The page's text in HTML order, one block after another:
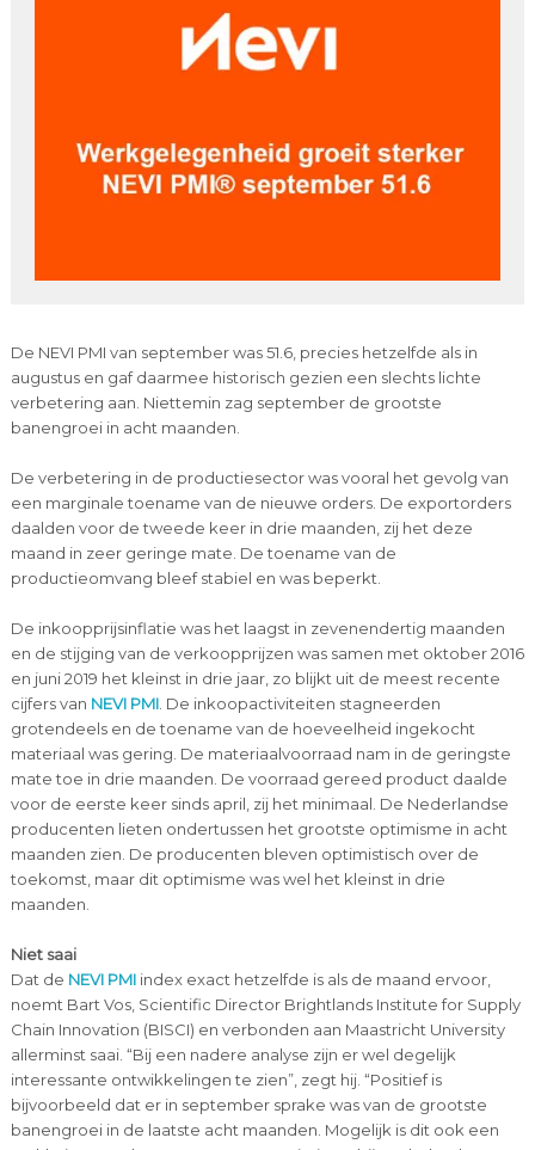
De NEVI PMI van september was 51.6, precies hetzelfde als in
augustus en gaf daarmee historisch gezien een slechts lichte
verbetering aan. Niettemin zag september de grootste
banengroei in acht maanden.
De verbetering in de productiesector was vooral het gevolg van
een marginale toename van de nieuwe orders. De exportorders
daalden voor de tweede keer in drie maanden, zij het deze
maand in zeer geringe mate. De toename van de
productieomvang bleef stabiel en was beperkt.
De inkoopprijsinflatie was het laagst in zevenendertig maanden
en de stijging van de verkoopprijzen was samen met oktober 2016
en juni 2019 het kleinst in drie jaar, zo blijkt uit de meest recente
cijfers van NEVI PMI. De inkoopactiviteiten stagneerden
grotendeels en de toename van de hoeveelheid ingekocht
materiaal was gering. De materiaalvoorraad nam in de geringste
mate toe in drie maanden. De voorraad gereed product daalde
voor de eerste keer sinds april, zij het minimaal. De Nederlandse
producenten lieten ondertussen het grootste optimisme in acht
maanden zien. De producenten bleven optimistisch over de
toekomst, maar dit optimisme was wel het kleinst in drie
maanden.
Niet saai
Dat de NEVI PMIindex exact hetzelfde is als de maand ervoor,
noemt Bart Vos, Scientific Director Brightlands Institute for Supply
Chain Innovation (BISCI) en verbonden aan Maastricht University
allerminst saai. “Bij een nadere analyse zijn er wel degelijk
interessante ontwikkelingen te zien”, zegt hij. “Positief is
bijvoorbeeld dat er in september sprake was van de grootste
banengroei in de laatste acht maanden. Mogelijk is dit ook een